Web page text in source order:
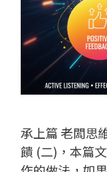
承上篇 老闆思
饋 (二)，本篇